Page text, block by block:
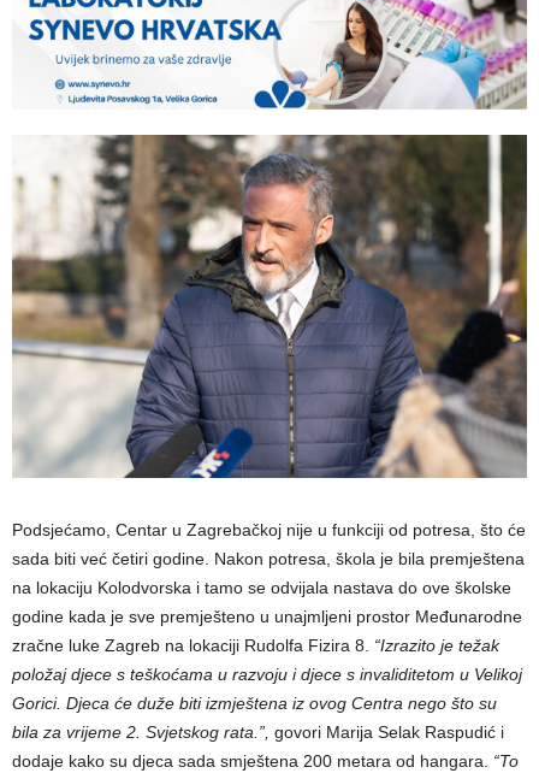
Podsjećamo, Centar u Zagrebačkoj nije u funkciji od potresa, što će
sada biti već četiri godine. Nakon potresa, škola je bila premještena
na lokaciju Kolodvorska i tamo se odvijala nastava do ove školske
godine kada je sve premješteno u unajmljeni prostor Međunarodne
zračne luke Zagreb na lokaciji Rudolfa Fizira 8. “Izrazito je težak
položaj djece s teškoćama u razvoju i djece s invaliditetom u Velikoj
Gorici. Djeca će duže biti izmještena iz ovog Centra nego što su
bila za vrijeme 2. Svjetskog rata.”, govori Marija Selak Raspudić i
dodaje kako su djeca sada smještena 200 metara od hangara. “To